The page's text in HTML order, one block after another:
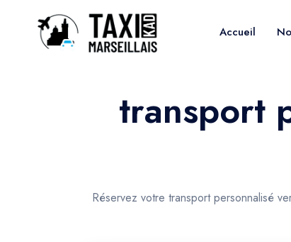
Accueil
transport
Réservez votre transport personnalisé